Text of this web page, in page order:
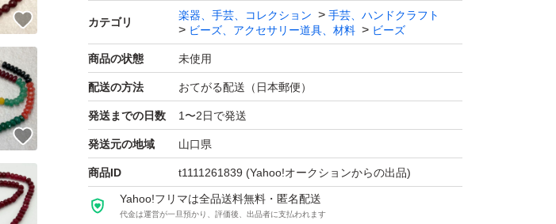
ります。程度は画像を見てご判断くださいませ。
新品未使用。
デザイン、大きさは画像で確認してください。
★海外買い付け購入元の翻訳により説明文を作成しております。
石のクオリティや真偽などは不明です。
鑑定書、鑑別書はありません。別料金で鑑定書を付けるといった
カテゴリ
楽器、手芸、コレクション
手芸、ハンドクラフト
ビーズ、アクセサリー道具、材料
ビーズ
商品の状態 未使用
配送の方法 おてがる配送（日本郵便）
発送までの日数 1〜2日で発送
発送元の地域 山口県
商品ID t1111261839 (Yahoo!オークションからの出品)
Yahoo!フリマは全品送料無料・匿名配送
代金は運営が一旦預かり、評価後、出品者に支払われます